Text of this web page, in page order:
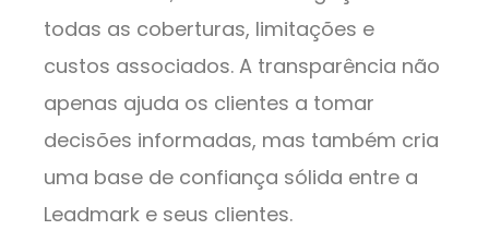
todas as coberturas, limitações e
custos associados. A transparência não
apenas ajuda os clientes a tomar
decisões informadas, mas também cria
uma base de confiança sólida entre a
Leadmark e seus clientes.